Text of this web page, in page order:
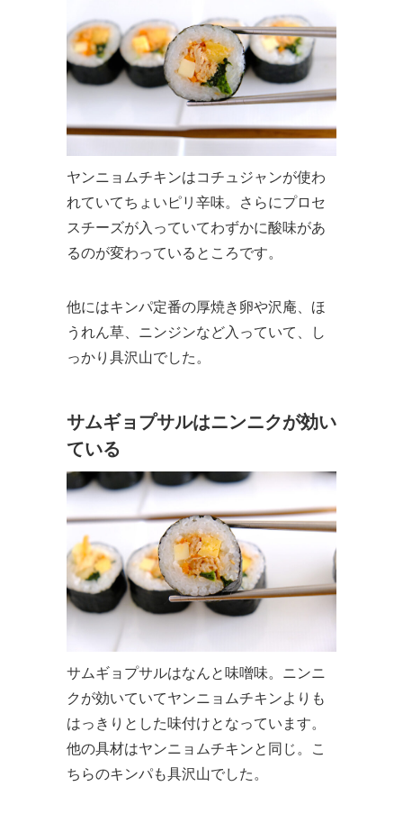
ヤンニョムチキンはコチュジャンが使わ
れていてちょいピリ辛味。さらにプロセ
スチーズが入っていてわずかに酸味があ
るのが変わっているところです。
他にはキンパ定番の厚焼き卵や沢庵、ほ
うれん草、ニンジンなど入っていて、し
っかり具沢山でした。
サムギョプサルはニンニクが効い
ている
サムギョプサルはなんと味噌味。ニンニ
クが効いていてヤンニョムチキンよりも
はっきりとした味付けとなっています。
他の具材はヤンニョムチキンと同じ。こ
ちらのキンパも具沢山でした。